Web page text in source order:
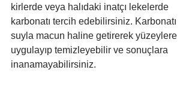
kirlerde veya halıdaki inatçı lekelerde
karbonatı tercih edebilirsiniz. Karbonatı
suyla macun haline getirerek yüzeylere
uygulayıp temizleyebilir ve sonuçlara
inanamayabilirsiniz.